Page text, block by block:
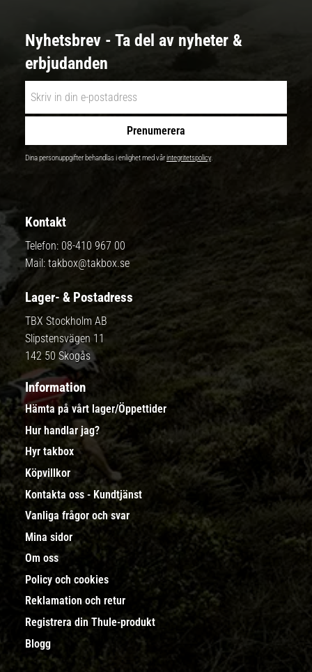
Nyhetsbrev - Ta del av nyheter &
erbjudanden
Prenumerera
Dina personuppgifter behandlas i enlighet med vårintegritetspolicy.
Kontakt
Telefon: 08-410 967 00
Mail: takbox@takbox.se
Lager- & Postadress
TBX Stockholm AB
Slipstensvägen 11
142 50 Skogås
Information
Hämta på vårt lager/Öppettider
Hur handlar jag?
Hyr takbox
Köpvillkor
Kontakta oss - Kundtjänst
Vanliga frågor och svar
Mina sidor
Om oss
Policy och cookies
Reklamation och retur
Registrera din Thule-produkt
Blogg